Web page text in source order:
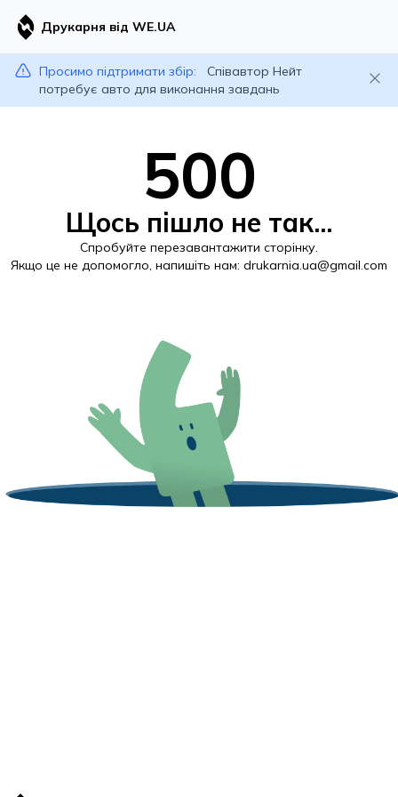
Друкарня від WE.UA
Просимо підтримати збір:
Співавтор Нейт
потребує авто для виконання завдань
500
Щось пішло не так...
Спробуйте перезавантажити сторінку.
Якщо це не допомогло, напишіть нам: drukarnia.ua@gmail.com